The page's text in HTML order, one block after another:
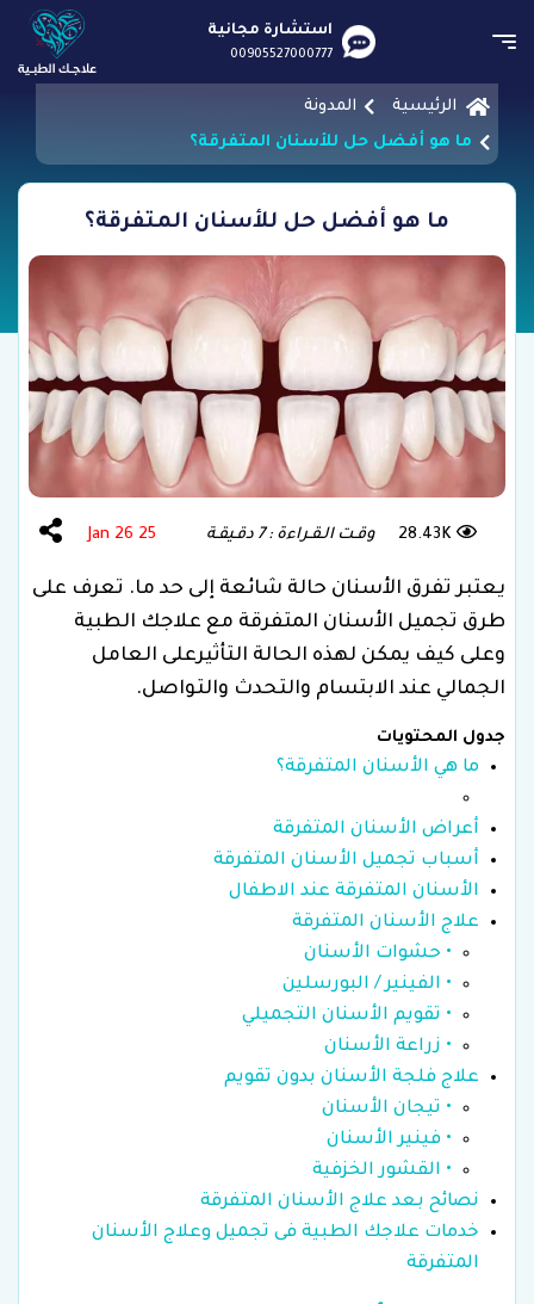
استشارة مجانية
00905527000777
الرئيسية
المدونة
ما هو أفضل حل للأسنان المتفرقة؟
ما هو أفضل حل للأسنان المتفرقة؟
28.43K وقـت الـقـراءة : 7 دقـيقـة 25 Jan 26
يعتبر تفرق الأسنان حالة شائعة إلى حد ما. تعرف على
طرق تجميل الأسنان المتفرقة مع علاجك الطبية
وعلى كيف يمكن لهذه الحالة التأثيرعلى العامل
الجمالي عند الابتسام والتحدث والتواصل.
جدول المحتويات
ما هي الأسنان المتفرقة؟
أعراض الأسنان المتفرقة
أسباب تجميل الأسنان المتفرقة
الأسنان المتفرقة عند الاطفال
علاج الأسنان المتفرقة
• حشوات الأسنان
• الفينير / البورسلين
• تقويم الأسنان التجميلي
• زراعة الأسنان
علاج فلجة الأسنان بدون تقويم
• تيجان الأسنان
• فينير الأسنان
• القشور الخزفية
نصائح بعد علاج الأسنان المتفرقة
خدمات علاجك الطبية فى تجميل وعلاج الأسنان
المتفرقة